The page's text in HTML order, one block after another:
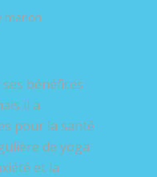
marion
bénéfices
il a
pour la santé
de yoga
et la